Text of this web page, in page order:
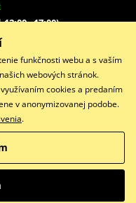
12:00 - 17:00)
1439
verziu
funkčnosti webu a s vaším
webových stránok.
cookies a predaním
v anonymizovanej podobe.
.